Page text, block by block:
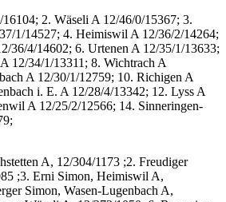
2. Wäseli A 12/46/0/15367; 3.
1/14527; 4. Heimiswil A 12/36/2/14264;
36/4/14602; 6. Urtenen A 12/35/1/13633;
12/34/1/13311; 8. Wichtrach A
A 12/30/1/12759; 10. Richigen A
i. E. A 12/28/4/13342; 12. Lyss A
A 12/25/2/12566; 14. Sinneringen-
A, 12/304/1173 ;2. Freudiger
;3. Erni Simon, Heimiswil A,
Simon, Wasen-Lugenbach A,